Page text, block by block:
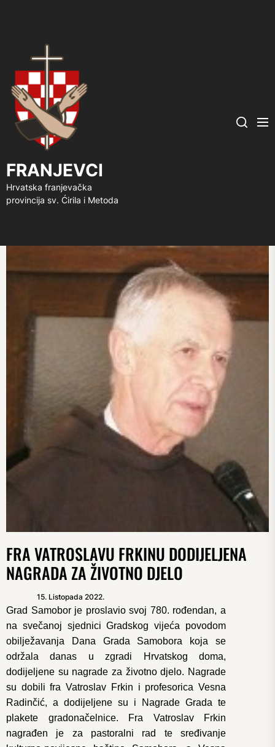
FRANJEVCI
Hrvatska franjevačka
provincija sv. Ćirila i Metoda
Search
FRA VATROSLAVU FRKINU DODIJELJENA
NAGRADA ZA ŽIVOTNO DJELO
15. Listopada 2022.
Grad Samobor je proslavio svoj 780. rođendan, a
na svečanoj sjednici Gradskog vijeća povodom
obilježavanja Dana Grada Samobora koja se
održala danas u zgradi Hrvatskog doma,
dodijeljene su nagrade za životno djelo. Nagrade
su dobili fra Vatroslav Frkin i profesorica Vesna
Radinčić, a dodijeljene su i Nagrade Grada te
plakete gradonačelnice. Fra Vatroslav Frkin
nagrađen je za pastoralni rad te sređivanje